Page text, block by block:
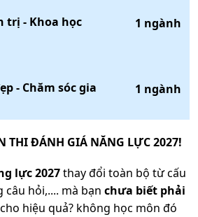
trị - Khoa học
1 ngành
- Chăm sóc gia
1 ngành
THI ĐÁNH GIÁ NĂNG LỰC 2027!
lực 2027thay đổi toàn bộ từ cấu
hỏi,.... mà bạn chưa biết phải
hiệu quả? không học môn đó